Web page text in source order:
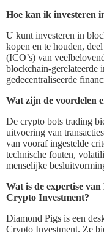
Hoe kan ik investeren
U kunt investeren in
kopen en te houden,
(ICO’s) van
blockchain-gerelateerde
gedecentraliseerde
Wat zijn de voordelen
De crypto bots trading
uitvoering van
van vooraf ingestelde
technische fouten,
menselijke
Wat is de expertise
Crypto Investment?
Diamond Pigs is een
Crypto Investment. Ze